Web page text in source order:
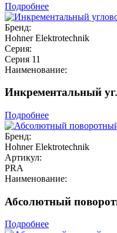
Подробнее
Бренд:
Hohner Elektrotechnik
Серия:
Серия 11
Наименование:
Инкрементальный
Подробнее
Бренд:
Hohner Elektrotechnik
Артикул:
PRA
Наименование:
Абсолютный
Подробнее